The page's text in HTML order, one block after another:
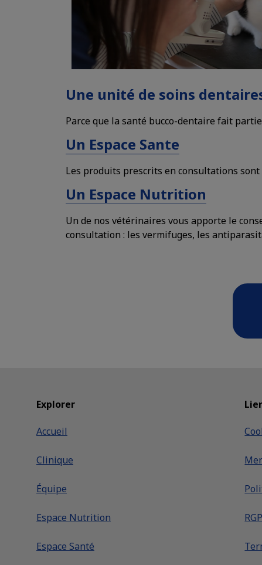
Une unité de soins
Parce que la santé bucco-dentaire fait
Un Espace Sante
Les produits prescrits en consultations
Un Espace Nutrition
Un de nos vétérinaires vous apporte le
consultation : les vermifuges, les
Explorer
Accueil
Clinique
Équipe
Espace Nutrition
Espace Santé